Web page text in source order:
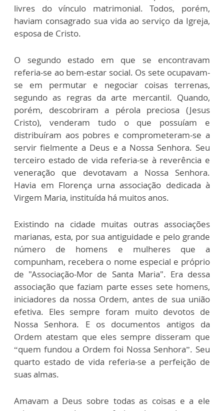
livres do vínculo matrimonial. Todos, porém,
haviam consagrado sua vida ao serviço da Igreja,
esposa de Cristo.
O segundo estado em que se encontravam
referia-se ao bem-estar social. Os sete ocupavam-
se em permutar e negociar coisas terrenas,
segundo as regras da arte mercantil. Quando,
porém, descobriram a pérola preciosa (Jesus
Cristo), venderam tudo o que possuíam e
distribuíram aos pobres e comprometeram-se a
servir fielmente a Deus e a Nossa Senhora. Seu
terceiro estado de vida referia-se à reverência e
veneração que devotavam a Nossa Senhora.
Havia em Florença urna associação dedicada à
Virgem Maria, instituída há muitos anos.
Existindo na cidade muitas outras associações
marianas, esta, por sua antiguidade e pelo grande
número de homens e mulheres que a
compunham, recebera o nome especial e próprio
de "Associação-Mor de Santa Maria". Era dessa
associação que faziam parte esses sete homens,
iniciadores da nossa Ordem, antes de sua união
efetiva. Eles sempre foram muito devotos de
Nossa Senhora. E os documentos antigos da
Ordem atestam que eles sempre disseram que
“quem fundou a Ordem foi Nossa Senhora”. Seu
quarto estado de vida referia-se a perfeição de
suas almas.
Amavam a Deus sobre todas as coisas e a ele